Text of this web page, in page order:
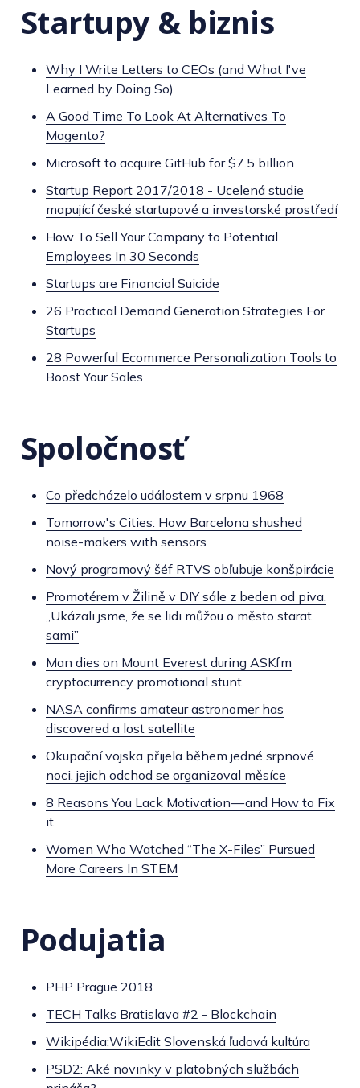
Startupy & biznis
Why I Write Letters to CEOs (and What I've
Learned by Doing So)
A Good Time To Look At Alternatives To
Magento?
Microsoft to acquire GitHub for $7.5 billion
Startup Report 2017/2018 - Ucelená studie
mapující české startupové a investorské prostředí
How To Sell Your Company to Potential
Employees In 30 Seconds
Startups are Financial Suicide
26 Practical Demand Generation Strategies For
Startups
28 Powerful Ecommerce Personalization Tools to
Boost Your Sales
Spoločnosť
Co předcházelo událostem v srpnu 1968
Tomorrow's Cities: How Barcelona shushed
noise-makers with sensors
Nový programový šéf RTVS obľubuje konšpirácie
Promotérem v Žilině v DIY sále z beden od piva.
„Ukázali jsme, že se lidi můžou o město starat
sami”
Man dies on Mount Everest during ASKfm
cryptocurrency promotional stunt
NASA confirms amateur astronomer has
discovered a lost satellite
Okupační vojska přijela během jedné srpnové
noci, jejich odchod se organizoval měsíce
8 Reasons You Lack Motivation — and How to Fix
it
Women Who Watched “The X-Files” Pursued
More Careers In STEM
Podujatia
PHP Prague 2018
TECH Talks Bratislava #2 - Blockchain
Wikipédia:WikiEdit Slovenská ľudová kultúra
PSD2: Aké novinky v platobných službách